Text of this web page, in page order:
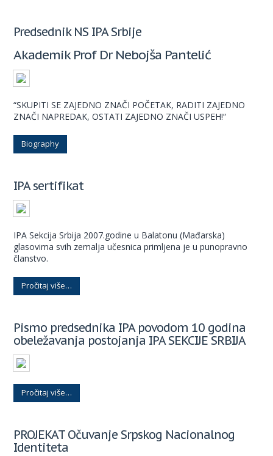
Predsednik NS IPA Srbije
Akademik Prof Dr Nebojša Pantelić
“SKUPITI SE ZAJEDNO ZNAČI POČETAK, RADITI ZAJEDNO
ZNAČI NAPREDAK, OSTATI ZAJEDNO ZNAČI USPEH!“
Biography
IPA sertifikat
IPA Sekcija Srbija 2007.godine u Balatonu (Mađarska)
glasovima svih zemalja učesnica primljena je u punopravno
članstvo.
Pročitaj više…
Pismo predsednika IPA povodom 10 godina
obeležavanja postojanja IPA SEKCIJE SRBIJA
Pročitaj više…
PROJEKAT Očuvanje Srpskog Nacionalnog
Identiteta